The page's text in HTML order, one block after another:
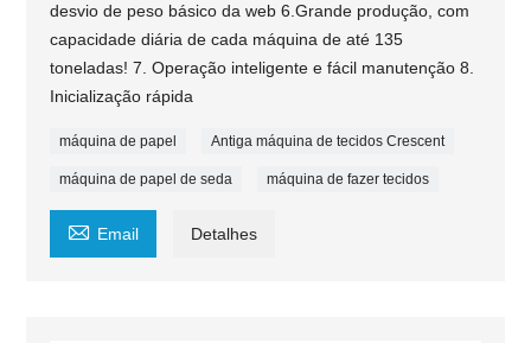
desvio de peso básico da web 6.Grande produção, com
capacidade diária de cada máquina de até 135
toneladas! 7. Operação inteligente e fácil manutenção 8.
Inicialização rápida
máquina de papel Antiga máquina de tecidos Crescent
máquina de papel de seda máquina de fazer tecidos
 Email Detalhes